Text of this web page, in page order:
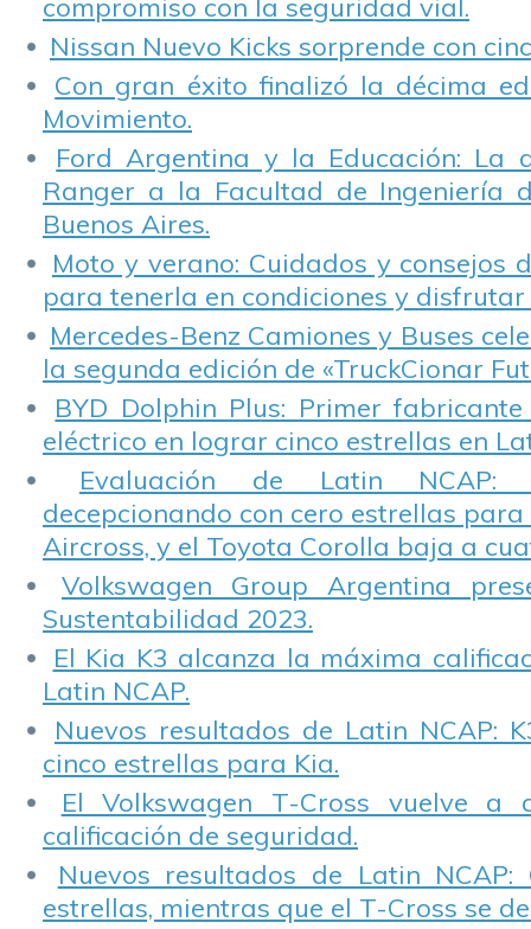
compromiso con la seguridad vial.
Nissan Nuevo Kicks sorprende con
Con gran éxito finalizó la décima
Movimiento.
Ford Argentina y la Educación: La
Ranger a la Facultad de Ingeniería
Buenos Aires.
Moto y verano: Cuidados y consejos
para tenerla en condiciones y disfrutar
Mercedes-Benz Camiones y Buses
la segunda edición de «TruckCionar
BYD Dolphin Plus: Primer
eléctrico en lograr cinco estrellas en
Evaluación de Latin NCAP:
decepcionando con cero estrellas para
Aircross, y el Toyota Corolla baja a
Volkswagen Group Argentina
Sustentabilidad 2023.
El Kia K3 alcanza la máxima
Latin NCAP.
Nuevos resultados de Latin NCAP:
cinco estrellas para Kia.
El Volkswagen T-Cross vuelve a
calificación de seguridad.
Nuevos resultados de Latin NCAP:
estrellas, mientras que el T-Cross se